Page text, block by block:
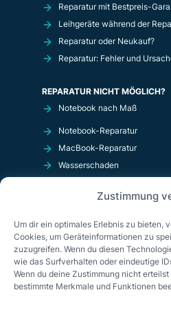
Zustimmung
Um dir ein optimales Erlebnis zu bieten,
Cookies, um Geräteinformationen zu
zuzugreifen. Wenn du diesen
wie das Surfverhalten oder eindeutige
Wenn du deine Zustimmung nicht
bestimmte Merkmale und Funktionen
Reparatur mit Bestpreis-
Leihgeräte während der
Reparatur oder Neukauf?
Reparatur: Fehler und
REPARATUR NICHT MÖGLICH?
Notebook nach Maß
Notebook-Reparatur
MacBook-Reparatur
Wasserschaden
OnlineShop